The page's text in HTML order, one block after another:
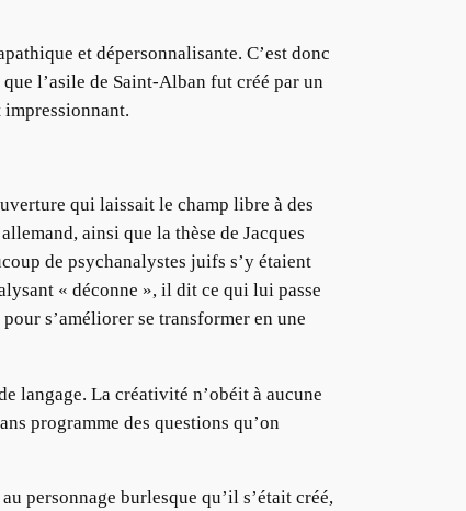
et dépersonnalisante. C’est donc
l’asile de Saint-Alban fut créé par un
qui laissait le champ libre à des
ainsi que la thèse de Jacques
de psychanalystes juifs s’y étaient
« déconne », il dit ce qui lui passe
s’améliorer se transformer en une
langage. La créativité n’obéit à aucune
programme des questions qu’on
personnage burlesque qu’il s’était créé,